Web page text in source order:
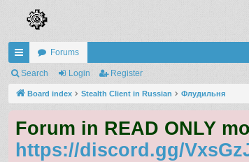
ui
ck
ks
Forums
Search Login Register
Board index Stealth Client in Russian Флудильня
Forum in READ ONLY
https://discord.gg/